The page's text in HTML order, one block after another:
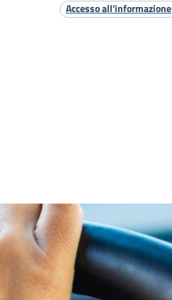
Accesso all'informazione